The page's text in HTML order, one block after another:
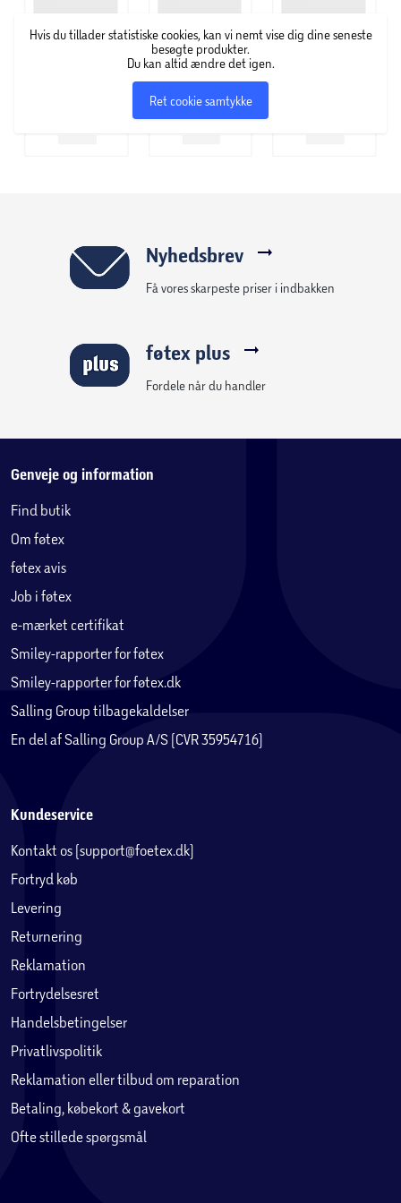
Hvis du tillader statistiske cookies, kan vi nemt vise dig dine seneste
besøgte produkter.
Du kan altid ændre det igen.
Ret cookie samtykke
Nyhedsbrev
Få vores skarpeste priser i indbakken
føtex plus
Fordele når du handler
Genveje og information
Find butik
Om føtex
føtex avis
Job i føtex
e-mærket certifikat
Smiley-rapporter for føtex
Smiley-rapporter for føtex.dk
Salling Group tilbagekaldelser
En del af Salling Group A/S (CVR 35954716)
Kundeservice
Kontakt os (support@foetex.dk)
Fortryd køb
Levering
Returnering
Reklamation
Fortrydelsesret
Handelsbetingelser
Privatlivspolitik
Reklamation eller tilbud om reparation
Betaling, købekort & gavekort
Ofte stillede spørgsmål